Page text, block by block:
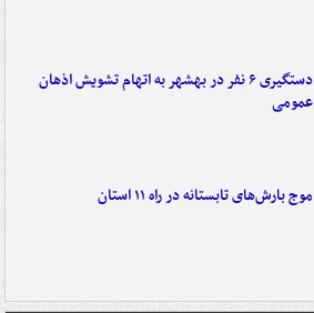
دستگیری ۶ نفر در بهشهر به اتهام تشویش اذهان
عمومی
موج بارش‌های تابستانه در راه ۱۱ استان